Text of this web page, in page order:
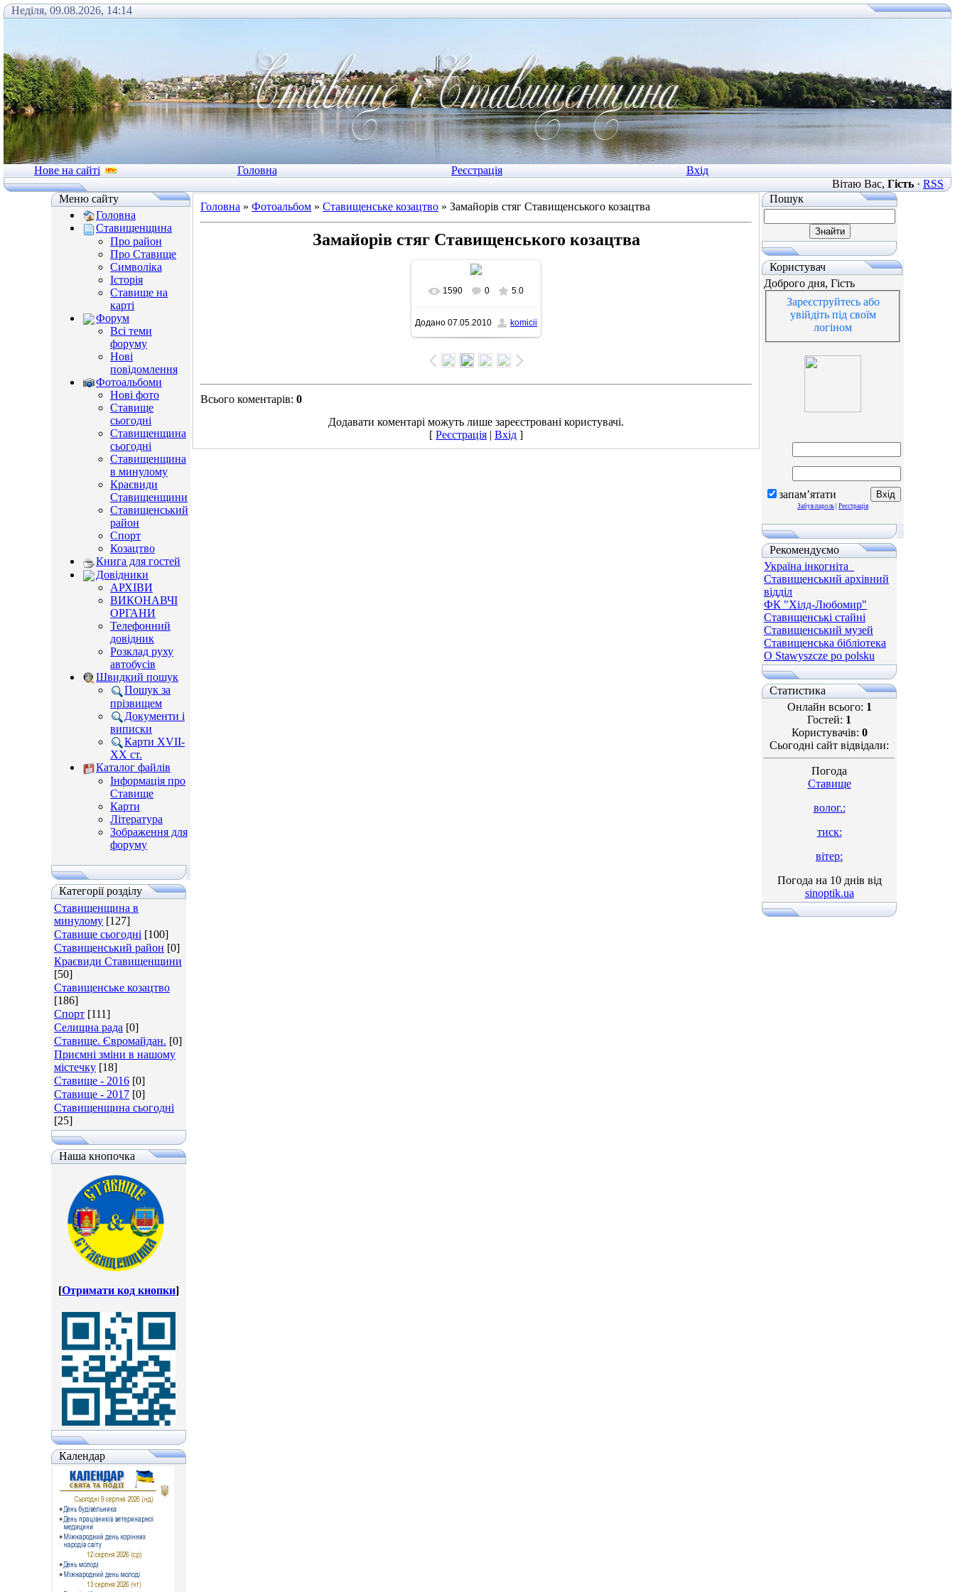
Неділя, 09.08.2026, 14:14
Нове на сайті Головна Реєстрація
Вхід
Вітаю Вас, Гість· RSS
Меню сайту
Головна
Ставищенщина
Про район
Про Ставище
Символіка
Історія
Ставище на
карті
Форум
Всі теми
форуму
Нові
повідомлення
Фотоальбоми
Нові фото
Ставище
сьогодні
Ставищенщина
сьогодні
Ставищенщина
в минулому
Краєвиди
Ставищенщини
Ставищенський
район
Спорт
Козацтво
Книга для гостей
Довідники
АРХІВИ
ВИКОНАВЧІ
ОРГАНИ
Телефонний
довідник
Розклад руху
автобусів
Швидкий пошук
Пошук за
прізвищем
Документи і
виписки
Карти XVII-
XX ст.
Каталог файлів
Інформація про
Ставище
Карти
Література
Зображення для
форуму
Категорії розділу
Ставищенщина в
минулому [127]
Ставище сьогодні [100]
Ставищенський район [0]
Краєвиди Ставищенщини
[50]
Ставищенське козацтво
[186]
Спорт [111]
Селищна рада [0]
Ставище. Євромайдан. [0]
Приємні зміни в нашому
містечку [18]
Ставище - 2016 [0]
Ставище - 2017 [0]
Ставищенщина сьогодні
[25]
Наша кнопочка
[Отримати код кнопки]
Календар
Головна » Фотоальбом » Ставищенське козацтво » Замайорів стяг Ставищенського козацтва
Замайорів стяг Ставищенського козацтва
У реальному розмірі
1027x770/ 160.0Kb
1590 0 5.0
Додано 07.05.2010 komicii
Всього коментарів: 0
Додавати коментарі можуть лише зареєстровані користувачі.
[ Реєстрація | Вхід ]
Пошук
Користувач
Доброго дня, Гість
Зареєструйтесь або
увійдіть під своїм
логіном
запам’ятати
Забув пароль Реєстрація
Рекомендуємо
Україна інкогніта_
Ставищенський архівний
відділ
ФК "Хілд-Любомир"
Ставищенські стайні
Ставищенський музей
Ставищенська бібліотека
O Stawyszcze po polsku
Статистика
Онлайн всього: 1
Гостей: 1
Користувачів: 0
Сьогодні сайт відвідали:
Погода
Ставище
волог.:
тиск:
вітер:
Погода на 10 днів від
sinoptik.ua